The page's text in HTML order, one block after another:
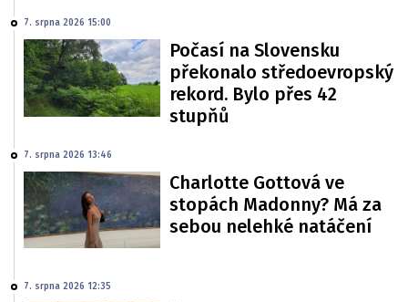
7. srpna 2026 15:00
Počasí na Slovensku
překonalo středoevropský
rekord. Bylo přes 42
stupňů
7. srpna 2026 13:46
Charlotte Gottová ve
stopách Madonny? Má za
sebou nelehké natáčení
7. srpna 2026 12:35